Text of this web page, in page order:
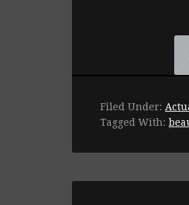
Filed Under:
Tagged With: